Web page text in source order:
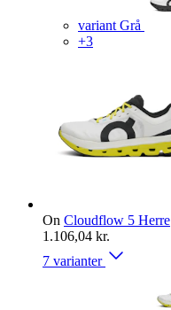
variant Grå
+3
On Cloudflow 5 Herre
1.106,04 kr.
7 varianter